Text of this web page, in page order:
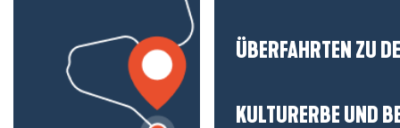
ÜBERFAHRTEN ZU
KULTURERBE UND